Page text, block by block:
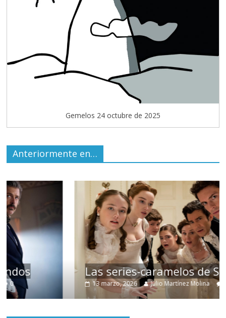
Gemelos 24 octubre de 2025
Anteriormente en…
Las series-caramelos de Shondaland
13 marzo, 2026 Julio Martínez Molina 0